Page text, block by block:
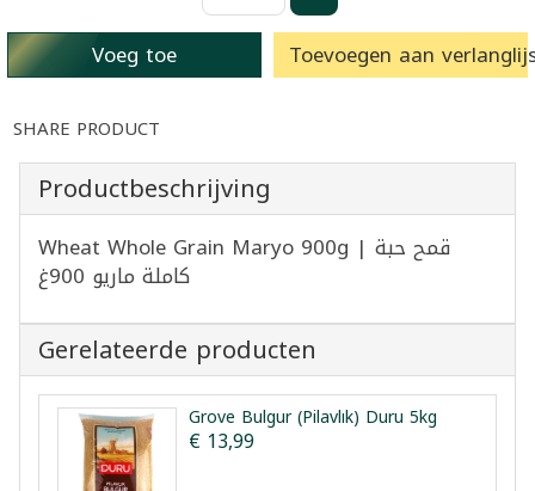
Voeg toe Toevoegen aan
SHARE PRODUCT
Productbeschrijving
Wheat Whole Grain Maryo 900g | قمح حبة
كاملة ماريو 900غ
Gerelateerde producten
Grove Bulgur (Pilavlık) Duru 5kg
€ 13,99